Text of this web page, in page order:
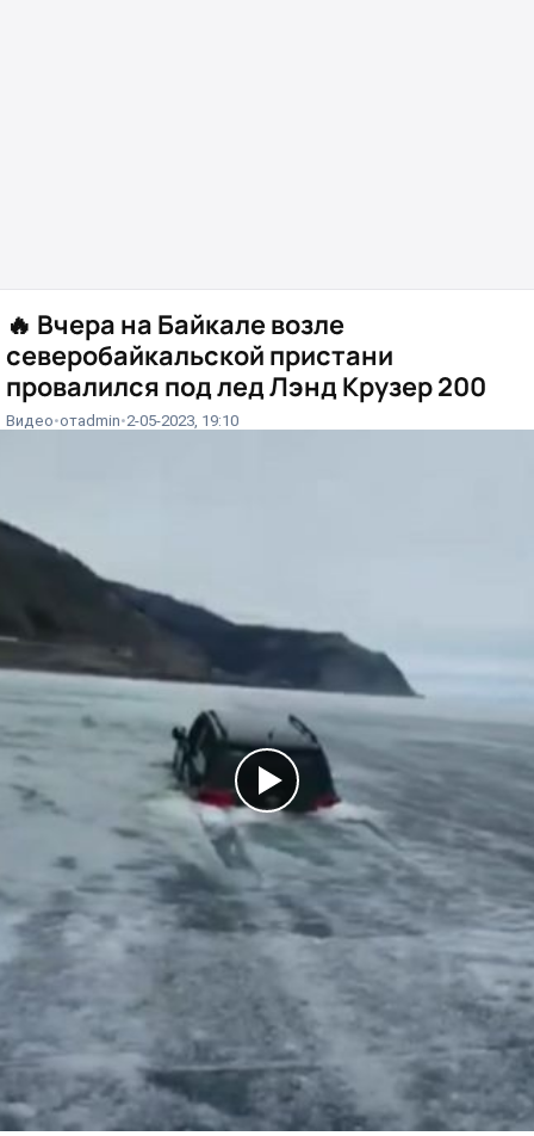
🔥 Вчера на Байкале возле
северобайкальской пристани
провалился под лед Лэнд Крузер 200
Видео отadmin 2-05-2023, 19:10